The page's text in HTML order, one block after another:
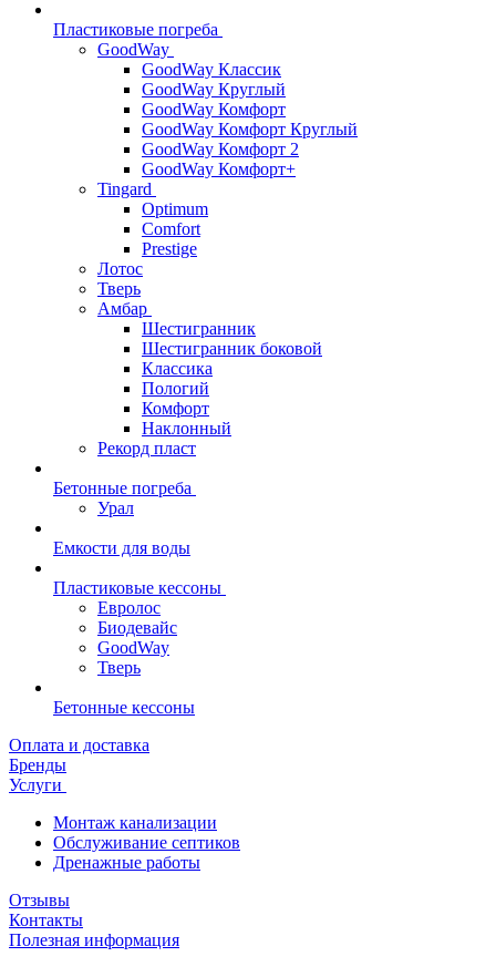
Пластиковые погреба
GoodWay
GoodWay Классик
GoodWay Круглый
GoodWay Комфорт
GoodWay Комфорт Круглый
GoodWay Комфорт 2
GoodWay Комфорт+
Tingard
Optimum
Comfort
Prestige
Лотос
Тверь
Амбар
Шестигранник
Шестигранник боковой
Классика
Пологий
Комфорт
Наклонный
Рекорд пласт
Бетонные погреба
Урал
Емкости для воды
Пластиковые кессоны
Евролос
Биодевайс
GoodWay
Тверь
Бетонные кессоны
Оплата и доставка
Бренды
Услуги
Монтаж канализации
Обслуживание септиков
Дренажные работы
Отзывы
Контакты
Полезная информация